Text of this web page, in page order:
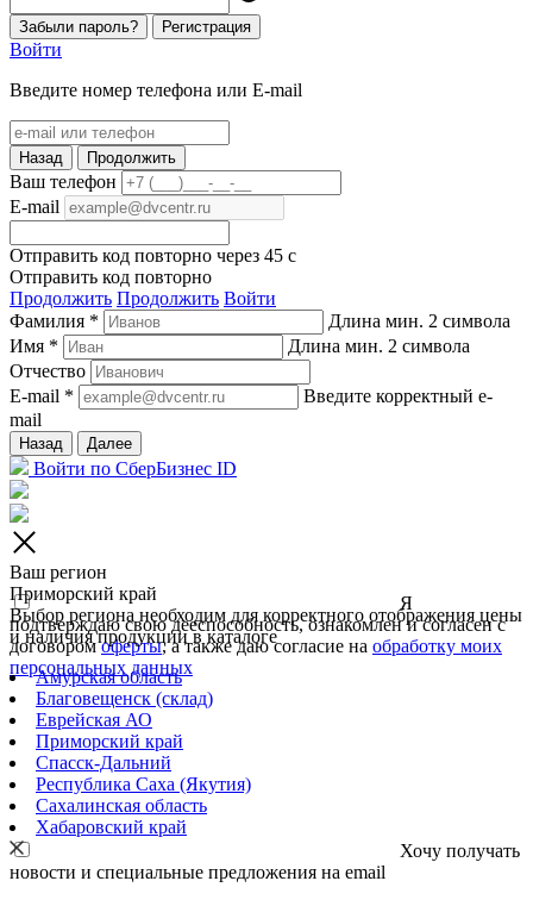
Забыли пароль? Регистрация
Войти
Введите номер телефона или E-mail
Назад Продолжить
Ваш телефон
E-mail
Отправить код повторно через 45 c
Отправить код повторно
Продолжить Продолжить Войти
Фамилия *
Длина мин. 2 символа
Имя *
Длина мин. 2 символа
Отчество
E-mail *
Введите корректный e-
mail
Я
подтверждаю свою дееспособность, ознакомлен и согласен с
договоромоферты, а также даю согласие на обработку моих
персональных данных
Хочу получать
новости и специальные предложения на email
Назад Далее
Войти по СберБизнес ID
Ваш регион
Приморский край
Выбор региона необходим для корректного отображения цены
и наличия продукции в каталоге
Амурская область
Благовещенск (склад)
Еврейская АО
Приморский край
Спасск-Дальний
Республика Саха (Якутия)
Сахалинская область
Хабаровский край